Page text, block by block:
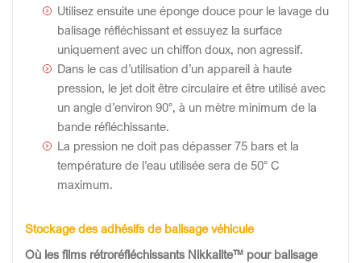
Utilisez ensuite une éponge douce pour le lavage du
balisage réfléchissant et essuyez la surface
uniquement avec un chiffon doux, non agressif.
Dans le cas d’utilisation d’un appareil à haute
pression, le jet doit être circulaire et être utilisé avec
un angle d’environ 90°, à un mètre minimum de la
bande réfléchissante.
La pression ne doit pas dépasser 75 bars et la
température de l’eau utilisée sera de 50° C
maximum.
Stockage des adhésifs de balisage véhicule
Où les films rétroréfléchissants Nikkalite™ pour balisage